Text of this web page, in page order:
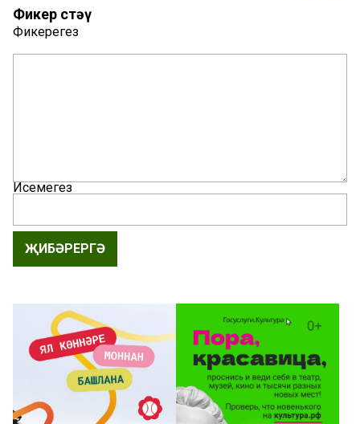
Фикер өстәү
Фикерегез
Исемегез
ҖИБӘРЕРГӘ